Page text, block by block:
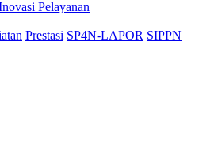
Pelayanan
Prestasi SP4N-LAPOR SIPPN